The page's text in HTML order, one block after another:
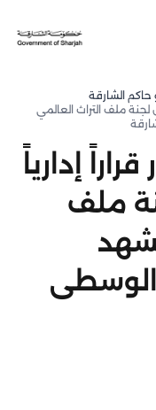
الشارقة
لجنة ملف التراث العالمي
إدارياً
ملف
الوسطى